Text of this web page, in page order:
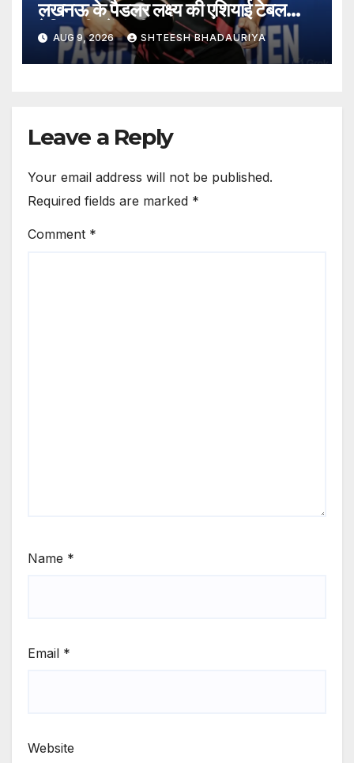
लखनऊ के पैडलर लक्ष्य की एशियाई टेबल
टेनिस टीम में इंट्री – Lucknow
Paddler Lakshya’s Soaring
Run: 16 Wins In 18 Matches;
AUG 9, 2026 SHTEESH BHADAURIYA
Leave a Reply
Your email address will not be published.
Required fields are marked *
Comment *
Name *
Email *
Website